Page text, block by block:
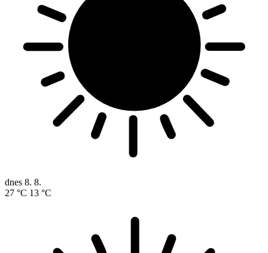
dnes 8. 8.
27 °C 13 °C